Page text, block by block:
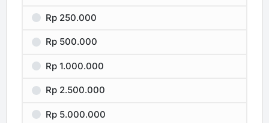
Rp 250.000
Rp 500.000
Rp 1.000.000
Rp 2.500.000
Rp 5.000.000